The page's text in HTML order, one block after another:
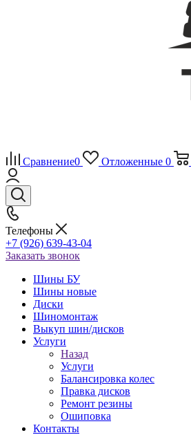
Сравнение0 Отложенные 0
Телефоны
+7 (926) 639-43-04
Заказать звонок
Шины БУ
Шины новые
Диски
Шиномонтаж
Выкуп шин/дисков
Услуги
Назад
Услуги
Балансировка колес
Правка дисков
Ремонт резины
Ошиповка
Контакты